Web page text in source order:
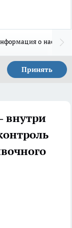
о нас
Принять
внутри